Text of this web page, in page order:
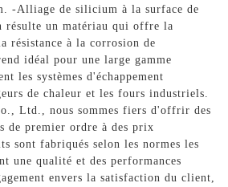
-Alliage de silicium à la surface de
résulte un matériau qui offre la
résistance à la corrosion de
idéal pour une large gamme
les systèmes d'échappement
de chaleur et les fours industriels.
Ltd., nous sommes fiers d'offrir des
de premier ordre à des prix
sont fabriqués selon les normes les
une qualité et des performances
envers la satisfaction du client,